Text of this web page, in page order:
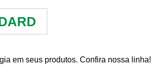
em seus produtos. Confira nossa linha!